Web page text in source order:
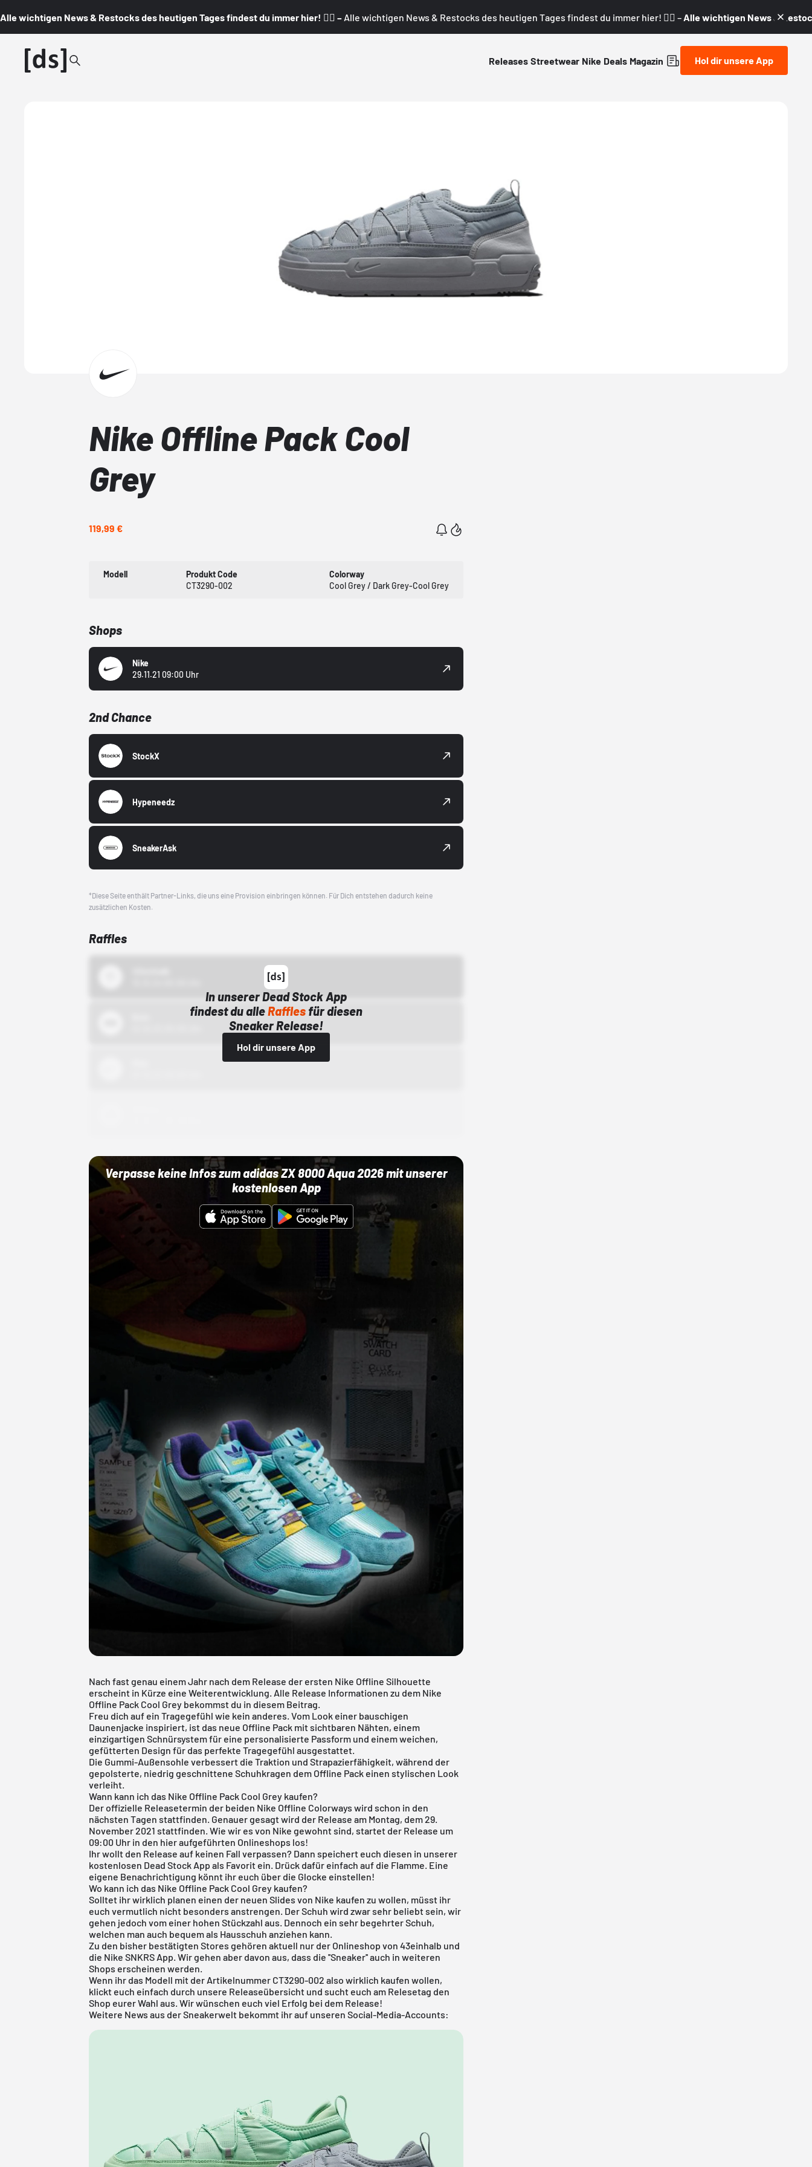
Alle wichtigen News & Restocks des heutigen Tages findest du immer hier! 👇🏼 – Alle wichtigen News & Restocks des heutigen Tages findest du immer hier! 👇🏼 – Alle wichtigen News &
Releases Streetwear Nike Deals Magazin Hol dir unsere App
Nike Offline Pack Cool
Grey
119,99 €
Modell
Produkt Code
CT3290-002
Colorway
Cool Grey / Dark Grey-Cool Grey
Shops
Nike
29.11.21 09:00 Uhr
2nd Chance
StockX
Hypeneedz
SneakerAsk
*Diese Seite enthält Partner-Links, die uns eine Provision einbringen können. Für Dich entstehen dadurch keine
zusätzlichen Kosten.
Raffles
In unserer Dead Stock App
findest du alleRaffles für diesen
Sneaker Release!
Hol dir unsere App
Verpasse keine Infos zum adidas ZX 8000 Aqua 2026 mit unserer
kostenlosen App
Nach fast genau einem Jahr nach dem Release der ersten Nike Offline Silhouette
erscheint in Kürze eine Weiterentwicklung. Alle Release Informationen zu dem Nike
Offline Pack Cool Grey bekommst du in diesem Beitrag.
Freu dich auf ein Tragegefühl wie kein anderes. Vom Look einer bauschigen
Daunenjacke inspiriert, ist das neue Offline Pack mit sichtbaren Nähten, einem
einzigartigen Schnürsystem für eine personalisierte Passform und einem weichen,
gefütterten Design für das perfekte Tragegefühl ausgestattet.
Die Gummi-Außensohle verbessert die Traktion und Strapazierfähigkeit, während der
gepolsterte, niedrig geschnittene Schuhkragen dem Offline Pack einen stylischen Look
verleiht.
Wann kann ich das Nike Offline Pack Cool Grey kaufen?
Der offizielle Releasetermin der beiden Nike Offline Colorways wird schon in den
nächsten Tagen stattfinden. Genauer gesagt wird der Release am Montag, dem 29.
November 2021 stattfinden. Wie wir es von Nike gewohnt sind, startet der Release um
09:00 Uhr in den hier aufgeführten Onlineshops los!
Ihr wollt den Release auf keinen Fall verpassen? Dann speichert euch diesen in unserer
kostenlosen Dead Stock App als Favorit ein. Drück dafür einfach auf die Flamme. Eine
eigene Benachrichtigung könnt ihr euch über die Glocke einstellen!
Wo kann ich das Nike Offline Pack Cool Grey kaufen?
Solltet ihr wirklich planen einen der neuen Slides von Nike kaufen zu wollen, müsst ihr
euch vermutlich nicht besonders anstrengen. Der Schuh wird zwar sehr beliebt sein, wir
gehen jedoch vom einer hohen Stückzahl aus. Dennoch ein sehr begehrter Schuh,
welchen man auch bequem als Hausschuh anziehen kann.
Zu den bisher bestätigten Stores gehören aktuell nur der Onlineshop von 43einhalb und
die Nike SNKRS App . Wir gehen aber davon aus, dass die ''Sneaker'' auch in weiteren
Shops erscheinen werden.
Wenn ihr das Modell mit der Artikelnummer CT3290-002 also wirklich kaufen wollen,
klickt euch einfach durch unsere Releaseübersicht und sucht euch am Relesetag den
Shop eurer Wahl aus. Wir wünschen euch viel Erfolg bei dem Release!
Weitere News aus der Sneakerwelt bekommt ihr auf unseren Social-Media-Accounts: